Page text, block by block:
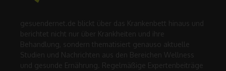
gesuendernet.de blickt über das Krankenbett hinaus und
berichtet nicht nur über Krankheiten und ihre
Behandlung, sondern thematisiert genauso aktuelle
Studien und Nachrichten aus den Bereichen Wellness
und gesunde Ernährung. Regelmäßige Expertenbeiträge